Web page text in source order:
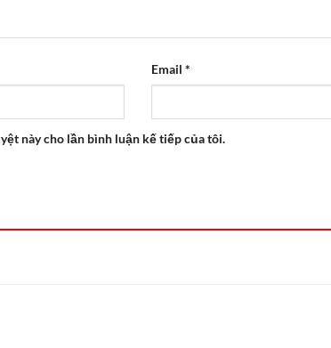
Email *
này cho lần bình luận kế tiếp của tôi.